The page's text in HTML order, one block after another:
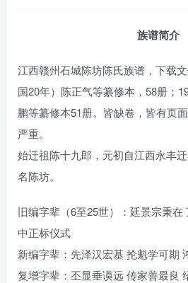
族谱简介
江西赣州石城陈坊陈氏族谱，下载
国20年）陈正气等纂修本，58册；
鹏等纂修本51册。皆缺卷，皆有页
严重。
始迁祖陈十九郎，元初自江西永丰
名陈坊。
旧编字辈（6至25世）：廷景宗秉
中正标仪式
新编字辈：先泽汉宏基 抡魁学可期
复增字辈：丕显垂谟远 传家善最良